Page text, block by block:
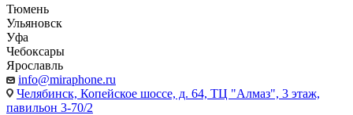
Тюмень
Ульяновск
Уфа
Чебоксары
Ярославль
info@miraphone.ru
Челябинск, Копейское шоссе, д. 64, ТЦ "Алмаз", 3 этаж,
павильон 3-70/2